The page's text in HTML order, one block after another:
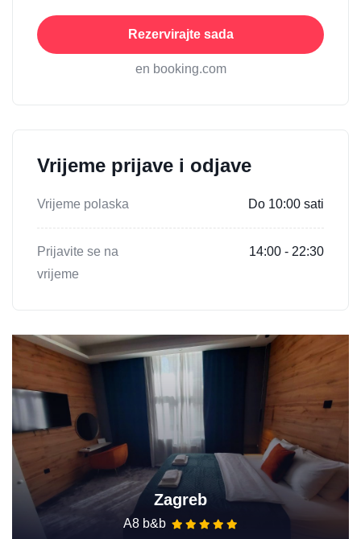
Rezervirajte sada
en booking.com
Vrijeme prijave i odjave
Vrijeme polaska Do 10:00 sati
Prijavite se na
vrijeme
14:00 - 22:30
Zagreb
A8 b&b